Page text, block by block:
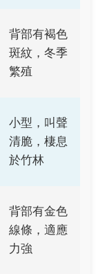
背部有褐色
斑紋，冬季
繁殖
小型，叫聲
清脆，棲息
於竹林
背部有金色
線條，適應
力強